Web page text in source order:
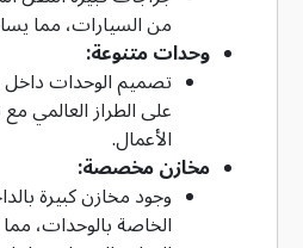
من السيارات، مما
وحدات متنوعة:
تصميم الوحدات داخل
على الطراز العالمي
الأعمال.
مخازن مخصصة:
وجود مخازن كبيرة
الخاصة بالوحدات،